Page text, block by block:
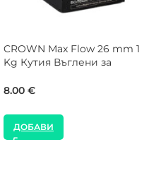
CROWN Max Flow 26 mm 1
Kg Кутия Въглени за
8.00 €
ДОБАВИ